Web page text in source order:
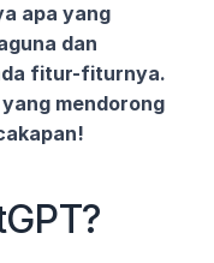
apa yang
dan
fitur-fiturnya.
mendorong